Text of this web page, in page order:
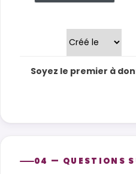
Soyez le premier à
04 — QUESTIONS